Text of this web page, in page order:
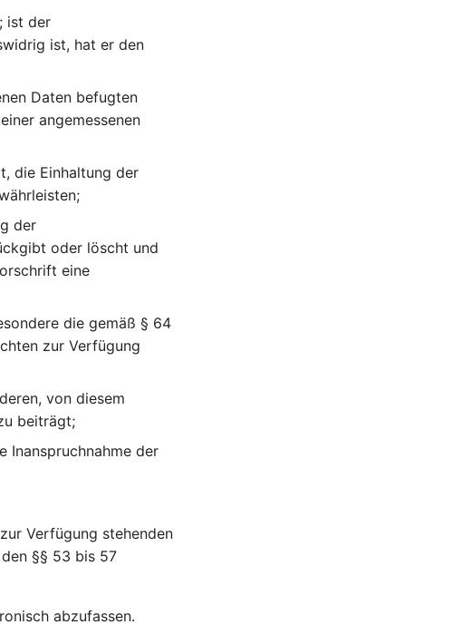
ist der
ist, hat er den
Daten befugten
angemessenen
die Einhaltung der
der
oder löscht und
eine
die gemäß § 64
zur Verfügung
von diesem
beiträgt;
Inanspruchnahme der
Verfügung stehenden
§§ 53 bis 57
abzufassen.